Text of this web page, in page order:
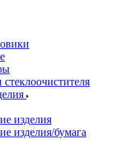
изделия
изделия/бумага